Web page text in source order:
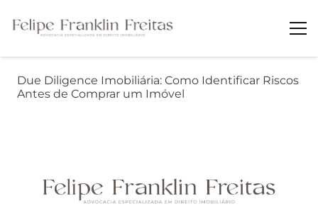
Due Diligence Imobiliária: Como Identificar Riscos
Antes de Comprar um Imóvel